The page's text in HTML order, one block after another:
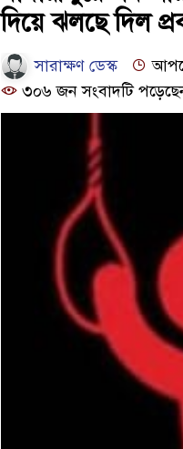
দিয়ে ঝলছে দিল
সারাক্ষণ ডেস্ক
৩০৬ জন সংবাদটি